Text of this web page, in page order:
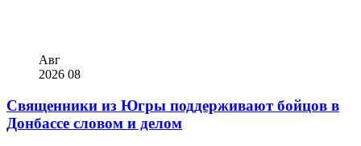
Авг
2026 08
Священники из Югры поддерживают бойцов в
Донбассе словом и делом